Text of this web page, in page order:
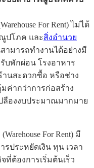
For Rent) ไม่ได้
ปโภค และสิ่งอำนวย
ามารถทำงานได้อย่างมี
บพักผ่อน โรงอาหาร
นสะดวกซื้อ หรือช่าง
ค่ากว่าการก่อสร้าง
ลืองงบประมาณมากมาย
For Rent) มี
ประหยัดเงิน ทุน เวลา
ต้องการเริ่มต้นเร็ว